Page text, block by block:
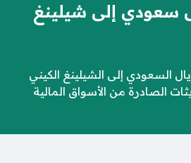
سعودي إلى شيلينغ
السعودي إلى الشيلينغ الكيني
الصادرة من الأسواق المالية